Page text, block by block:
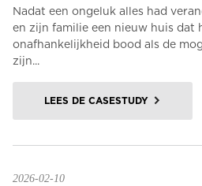
Nadat een ongeluk alles had
en zijn familie een nieuw huis dat
onafhankelijkheid bood als de
zijn...
LEES DE CASESTUDY
2026-02-10